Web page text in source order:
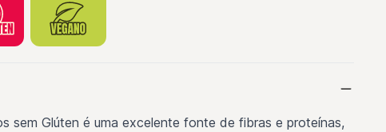
sem Glúten é uma excelente fonte de fibras e proteínas,